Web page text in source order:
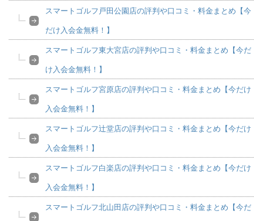
スマートゴルフ戸田公園店の評判や口コミ・料金まとめ【今
だけ入会金無料！】
スマートゴルフ東大宮店の評判や口コミ・料金まとめ【今だ
け入会金無料！】
スマートゴルフ宮原店の評判や口コミ・料金まとめ【今だけ
入会金無料！】
スマートゴルフ辻堂店の評判や口コミ・料金まとめ【今だけ
入会金無料！】
スマートゴルフ白楽店の評判や口コミ・料金まとめ【今だけ
入会金無料！】
スマートゴルフ北山田店の評判や口コミ・料金まとめ【今だ